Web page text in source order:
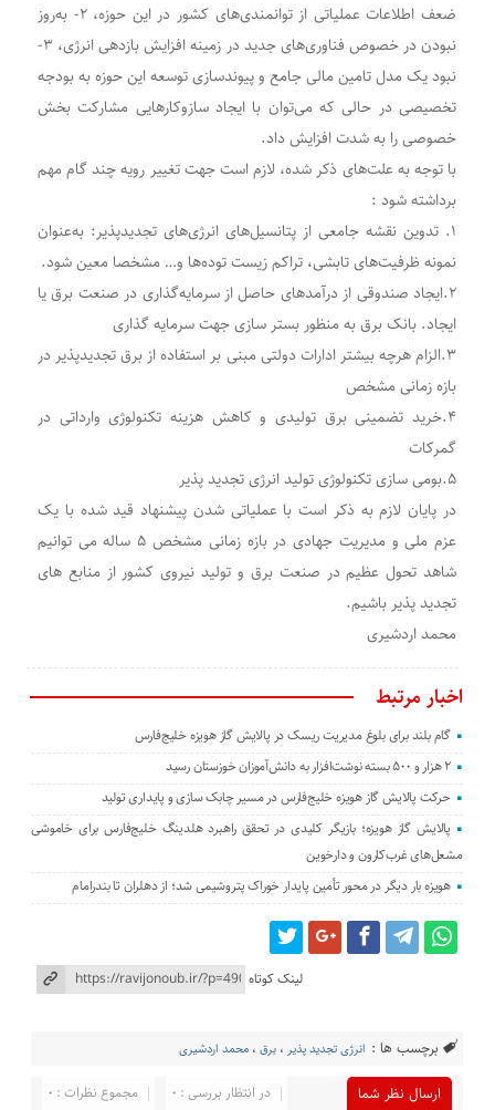
ضعف اطلاعات عملیاتی از توانمندی‌های کشور در این حوزه، ۲- به‌‌‌روز
نبودن در خصوص فناوری‌‌‌های جدید در زمینه افزایش بازدهی انرژی، ۳-
نبود یک مدل تامین مالی جامع و پیوندسازی توسعه این حوزه به بودجه
تخصیصی در حالی که می‌توان با ایجاد سازوکارهایی مشارکت بخش
خصوصی را به شدت افزایش داد.
با توجه به علت‌های ذکر شده، لازم است جهت تغییر رویه چند گام مهم
برداشته شود :
۱. تدوین نقشه جامعی از پتانسیل‌‌‌های انرژی‌های تجدیدپذیر: به‌‌‌عنوان
نمونه ظرفیت‌های تابشی، تراکم زیست توده‌‌‌ها و… مشخصا معین شود.
۲.ایجاد صندوقی از درآمدهای حاصل از سرمایه‌گذاری در صنعت برق یا
ایجاد. بانک برق به منظور بستر سازی جهت سرمایه گذاری
۳.الزام هرچه بیشتر ادارات دولتی مبنی بر استفاده از برق تجدیدپذیر در
بازه زمانی مشخص
۴.خرید تضمینی برق تولیدی و کاهش هزینه تکنولوژی وارداتی در
گمرکات
۵.بومی سازی تکنولوژی تولید انرژی تجدید پذیر
در پایان لازم به ذکر است با عملیاتی شدن پیشنهاد قید شده با یک
عزم ملی و مدیریت جهادی در بازه زمانی مشخص ۵ ساله می توانیم
شاهد تحول عظیم در صنعت برق و تولید نیروی کشور از منابع های
تجدید پذیر باشیم.
محمد اردشیری
اخبار مرتبط
گام بلند برای بلوغ مدیریت ریسک در پالایش گاز هویزه خلیج‌فارس
۲ هزار و ۵۰۰ بسته نوشت‌افزار به دانش‌آموزان خوزستان رسید
حرکت پالایش گاز هویزه خلیج‌فارس در مسیر چابک سازی و پایداری تولید
پالایش گاز هویزه؛ بازیگر کلیدی در تحقق راهبرد هلدینگ خلیج‌فارس برای خاموشی
مشعل‌های غرب‌کارون و دارخوین
هویزه بار دیگر در محور تأمین پایدار خوراک پتروشیمی شد؛ از دهلران تا بندرامام
لینک کوتاه
برچسب ها : انرژی تجدید پذیر ،برق ،محمد اردشیری
ارسال نظر شما مجموع نظرات : 0 در انتظار بررسی : 0